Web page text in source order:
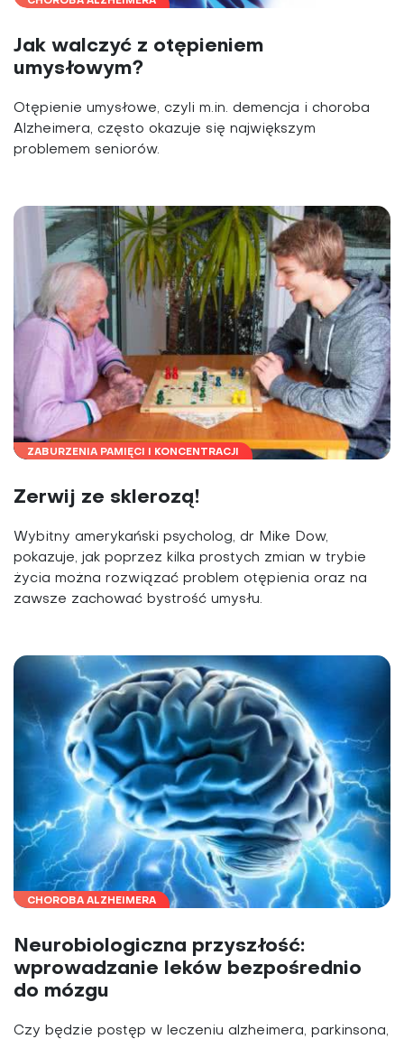
Jak walczyć z otępieniem
umysłowym?
Otępienie umysłowe, czyli m.in. demencja i choroba
Alzheimera, często okazuje się największym
problemem seniorów.
ZABURZENIA PAMIĘCI I KONCENTRACJI
Zerwij ze sklerozą!
Wybitny amerykański psycholog, dr Mike Dow,
pokazuje, jak poprzez kilka prostych zmian w trybie
życia można rozwiązać problem otępienia oraz na
zawsze zachować bystrość umysłu.
CHOROBA ALZHEIMERA
Neurobiologiczna przyszłość:
wprowadzanie leków bezpośrednio
do mózgu
Czy będzie postęp w leczeniu alzheimera, parkinsona,